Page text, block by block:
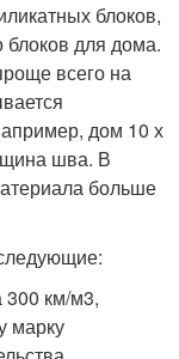
блоков,
блоков для дома.
всего на
дом 10 х
шва. В
больше
300 км/м3,
марку